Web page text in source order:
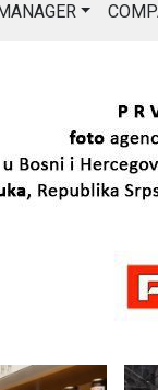
MANAGER